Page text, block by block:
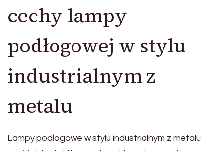
cechy lampy
podłogowej w stylu
industrialnym z
metalu
Lampy podłogowe w stylu industrialnym z metalu